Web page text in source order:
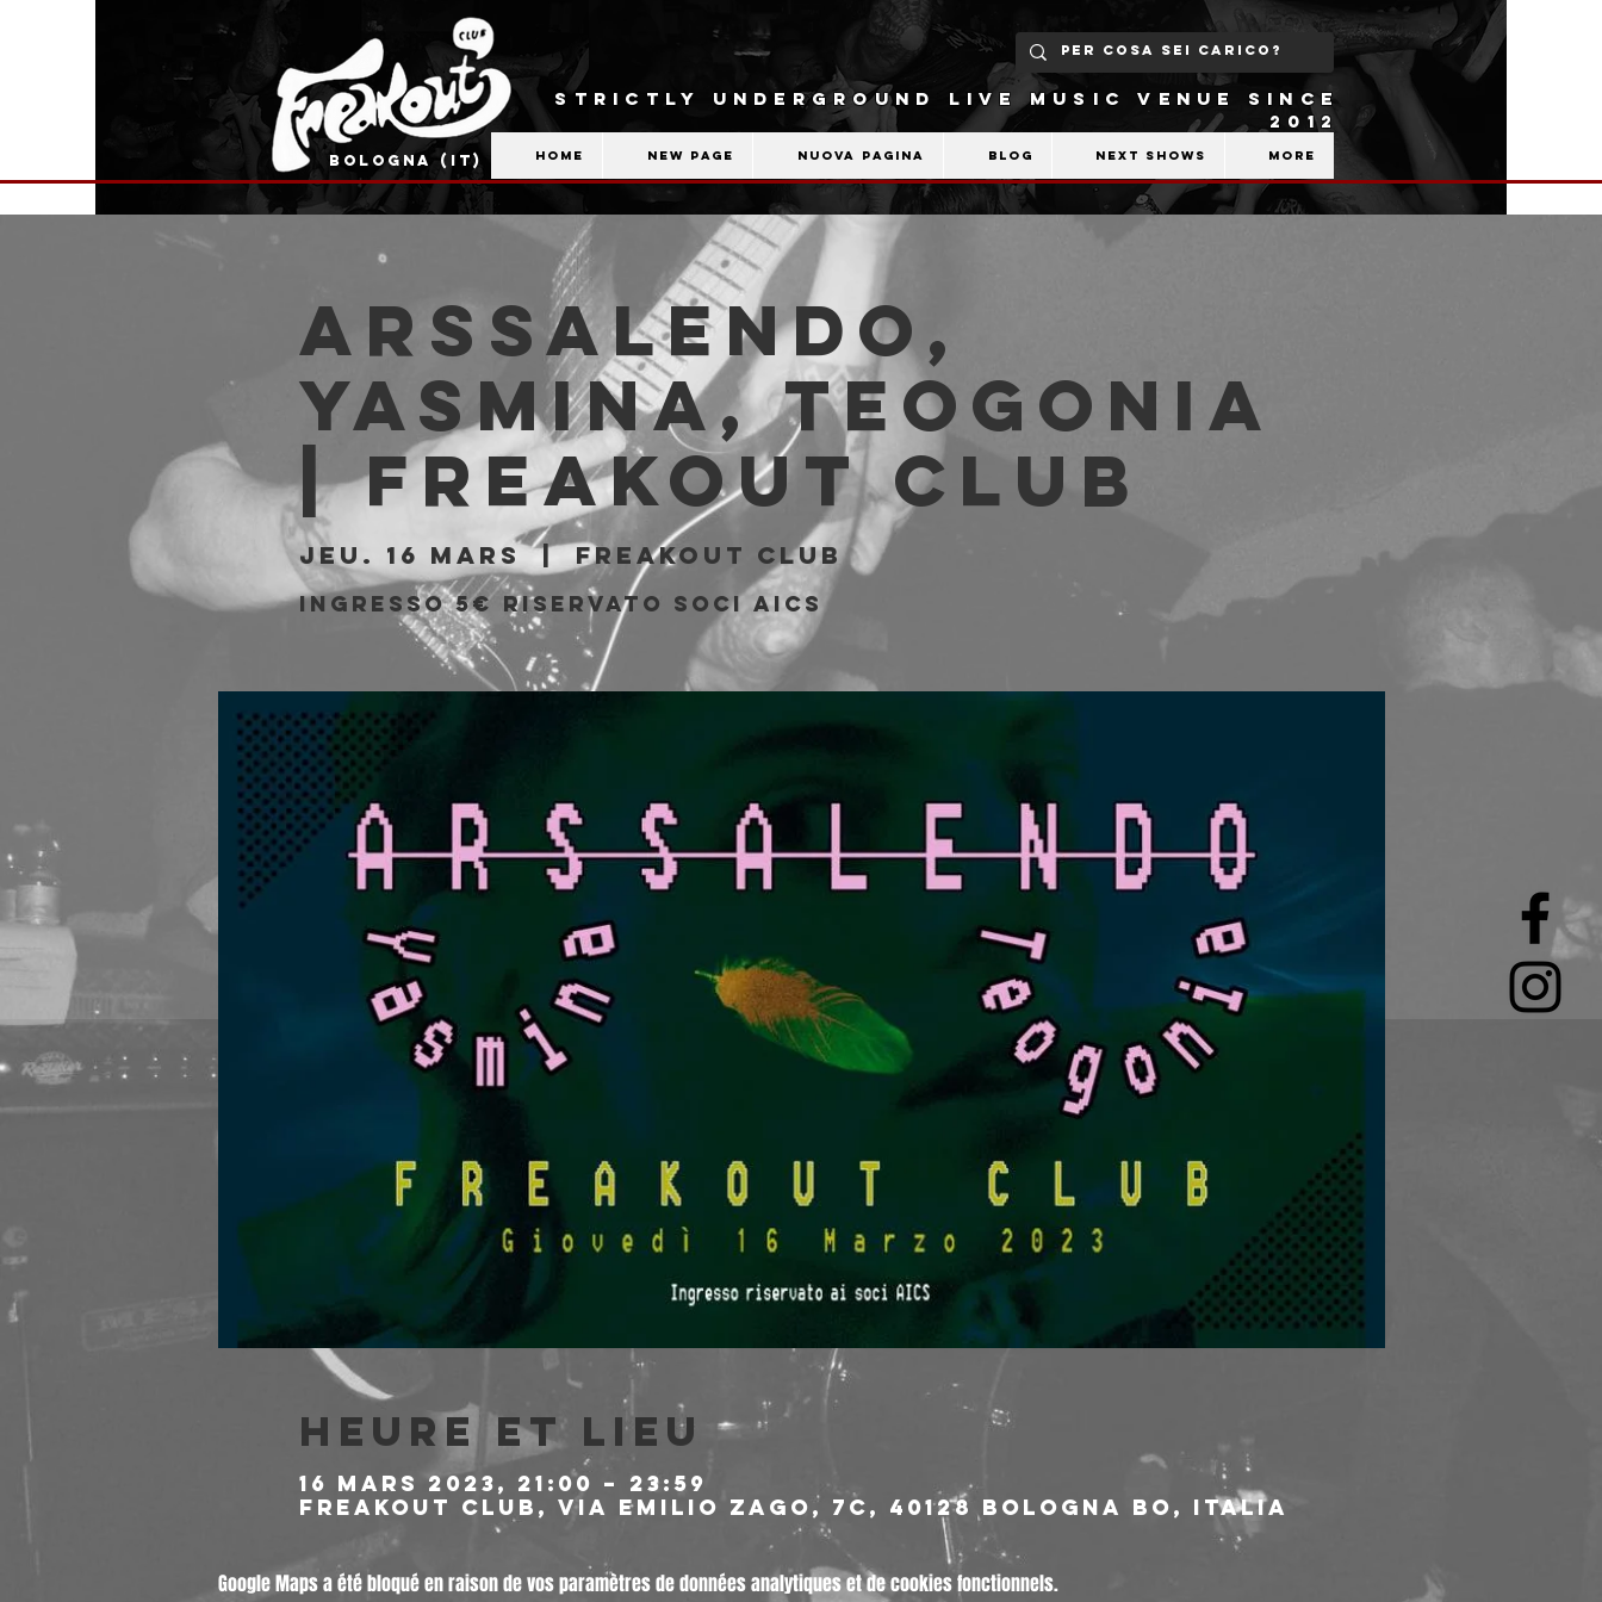
BOLOGNA (IT)
STRICTLY UNDERGROUND LIVE MUSIC VENUE SINCE
2012
Home New Page Nuova pagina Blog Next shows More
ARSSALENDO,
Yasmina, Teogonia
| Freakout Club
jeu. 16 mars
  |
Freakout Club
Ingresso 5€ riservato soci AICS
Heure et lieu
16 mars 2023, 21:00 – 23:59
Freakout Club, Via Emilio Zago, 7c, 40128 Bologna BO, Italia
Google Maps a été bloqué en raison de vos paramètres de données analytiques et de cookies fonctionnels.